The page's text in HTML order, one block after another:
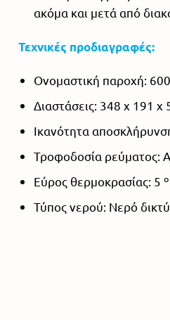
ακόμα και μετά από
Τεχνικές προδιαγραφές:
Ονομαστική παροχή:
Διαστάσεις: 348 x 191 x
Ικανότητα
Τροφοδοσία ρεύματος:
Εύρος θερμοκρασίας: 5
Τύπος νερού: Νερό